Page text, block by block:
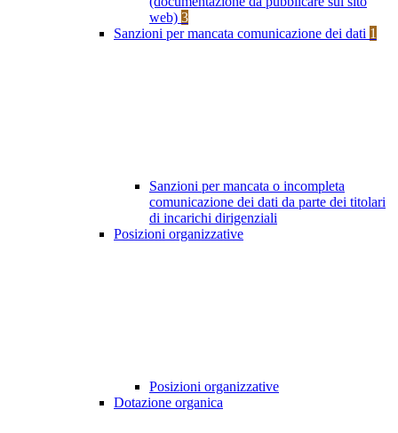
web) 3
Sanzioni per mancata comunicazione dei dati 1
Sanzioni per mancata o incompleta
comunicazione dei dati da parte dei titolari
di incarichi dirigenziali
Posizioni organizzative
Posizioni organizzative
Dotazione organica